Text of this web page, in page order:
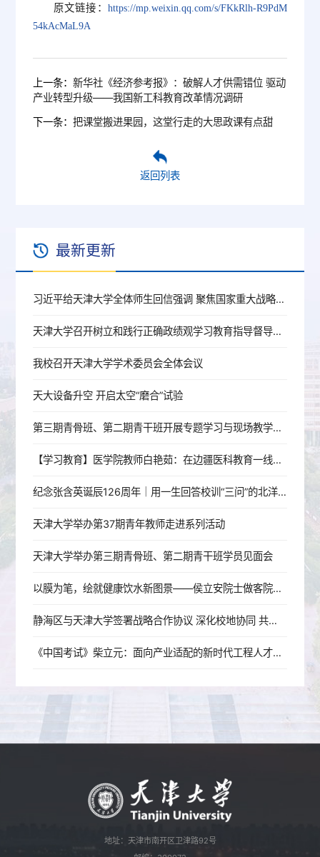
原文链接： https://mp.weixin.qq.com/s/FKkRlh-R9PdM
54kAcMaL9A
上一条：新华社《经济参考报》：破解人才供需错位 驱动
产业转型升级——我国新工科教育改革情况调研
下一条：把课堂搬进果园，这堂行走的大思政课有点甜
返回列表
最新更新
习近平给天津大学全体师生回信强调 聚焦国家重大战略需求提高人才培养质量 更好服务经济社会发展
天津大学召开树立和践行正确政绩观学习教育指导督导工作推进会
我校召开天津大学学术委员会全体会议
天大设备升空 开启太空“磨合”试验
第三期青骨班、第二期青干班开展专题学习与现场教学活动
【学习教育】医学院教师白艳茹：在边疆医科教育一线践行育人初心
纪念张含英诞辰126周年｜用一生回答校训“三问”的北洋老校长
天津大学举办第37期青年教师走进系列活动
天津大学举办第三期青骨班、第二期青干班学员见面会
以膜为笔，绘就健康饮水新图景——侯立安院士做客院士大讲堂
静海区与天津大学签署战略合作协议 深化校地协同 共启发展新篇
《中国考试》柴立元：面向产业适配的新时代工程人才培养改革探索——以天津大学为例
地址：天津市南开区卫津路92号